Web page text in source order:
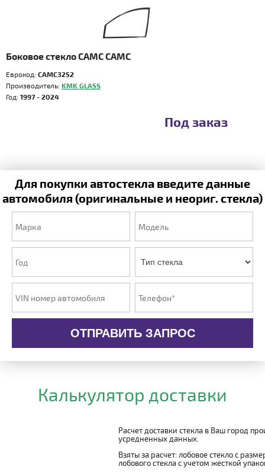
Боковое стекло CAMC CAMC
Еврокод: CAMC3252
Производитель: KMK GLASS
Год: 1997 - 2024
Под заказ
Для покупки автостекла введите данные
автомобиля (оригинальные и неориг. стекла)
ОТПРАВИТЬ ЗАПРОС
Калькулятор доставки
Расчет доставки стекла в Ваш город
усредненных данных.
Взяты за расчет: лобовое стекло с
лобового стекла с учетом жесткой